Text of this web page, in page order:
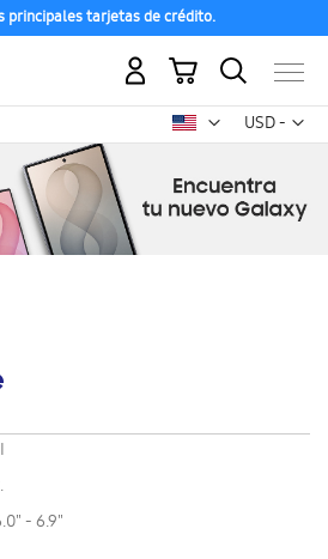
principales tarjetas de crédito.
USD -
dólar
Mi carrito
- 6.9"